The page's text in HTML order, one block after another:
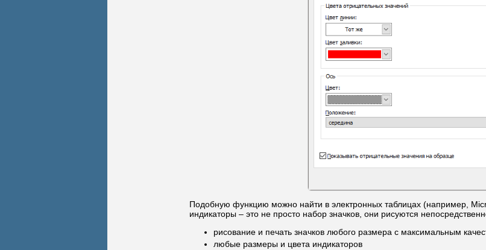
Подобную функцию можно найти в электронных таблицах (например,
индикаторы – это не просто набор значков, они рисуются
рисование и печать значков любого размера с максимальным
любые размеры и цвета индикаторов